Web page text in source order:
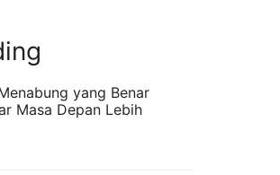
yang Benar
Masa Depan Lebih